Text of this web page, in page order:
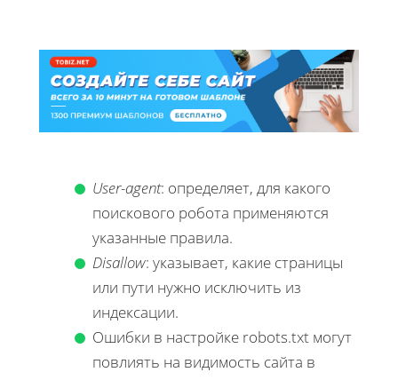
User-agent: определяет, для какого
поискового робота применяются
указанные правила.
Disallow: указывает, какие страницы
или пути нужно исключить из
индексации.
Ошибки в настройке robots.txt могут
повлиять на видимость сайта в